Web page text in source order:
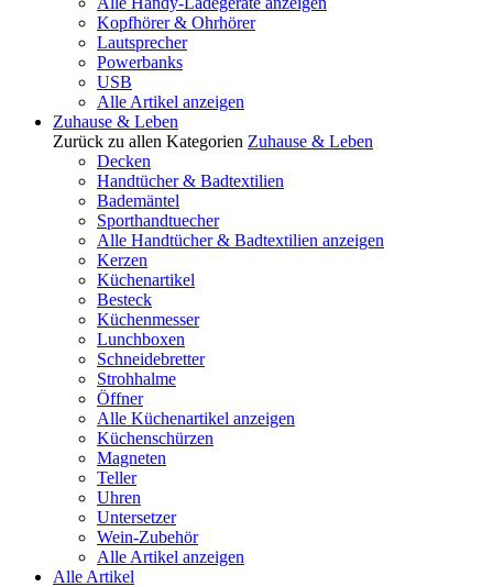
Kopfhörer & Ohrhörer
Lautsprecher
Powerbanks
USB
Alle Artikel anzeigen
Zuhause & Leben
Zurück zu allen Kategorien Zuhause & Leben
Decken
Handtücher & Badtextilien
Bademäntel
Sporthandtuecher
Alle Handtücher & Badtextilien anzeigen
Kerzen
Küchenartikel
Besteck
Küchenmesser
Lunchboxen
Schneidebretter
Strohhalme
Öffner
Alle Küchenartikel anzeigen
Küchenschürzen
Magneten
Teller
Uhren
Untersetzer
Wein-Zubehör
Alle Artikel anzeigen
Alle Artikel